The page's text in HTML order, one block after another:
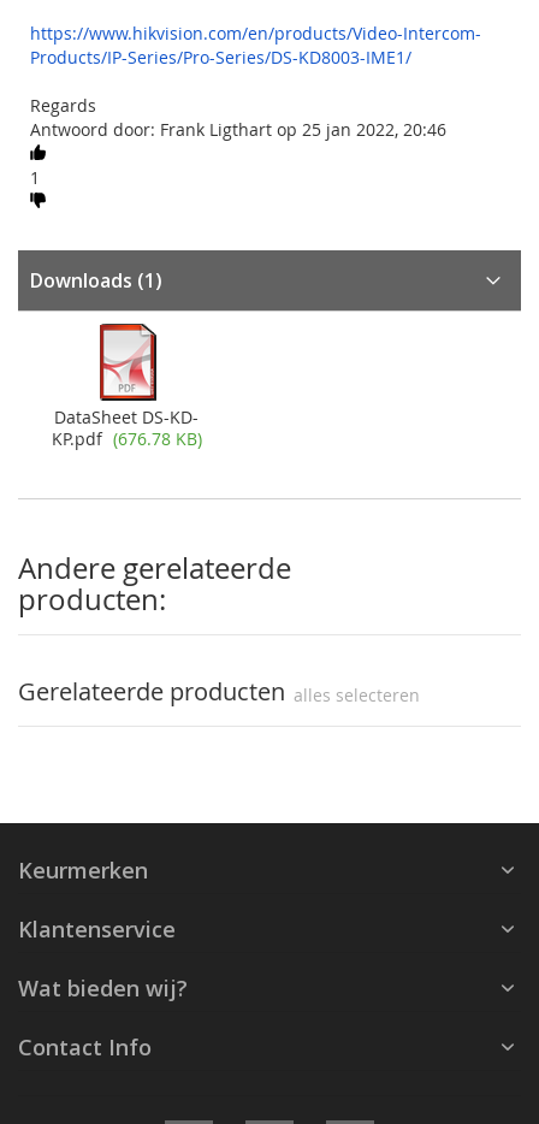
https://www.hikvision.com/en/products/Video-Intercom-
Products/IP-Series/Pro-Series/DS-KD8003-IME1/
Regards
Antwoord door: Frank Ligthart op 25 jan 2022, 20:46
1
Downloads (1)
DataSheet DS-KD-
KP.pdf (676.78 KB)
Andere gerelateerde
producten:
Gerelateerde producten alles selecteren
Keurmerken
Klantenservice
Wat bieden wij?
Contact Info